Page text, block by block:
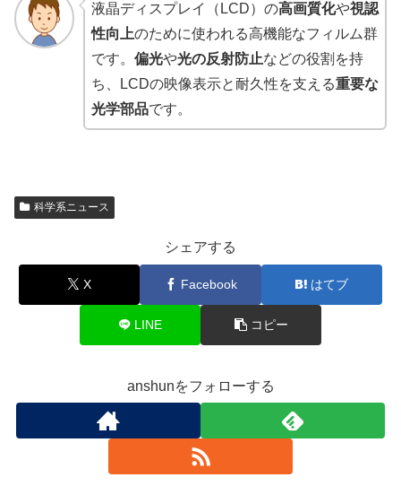
液晶ディスプレイ（LCD）の高画質化や視認
性向上のために使われる高機能なフィルム群
です。 偏光や光の反射防止などの役割を持
ち、LCDの映像表示と耐久性を支える重要な
光学部品です。
科学系ニュース
シェアする
X Facebook はてブ
LINE コピー
anshunをフォローする